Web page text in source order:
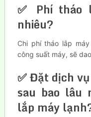
✅ Phí tháo
nhiêu?
Chi phí tháo lắp
công suất máy, sẽ
✅ Đặt dịch
sau bao lâu
lắp máy